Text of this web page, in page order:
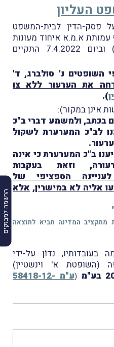
הרשמה למבזקים
העליון
פסק-הדין לבית-המשפט
עמותת א.מ.א איחוד מעונות
ארצי כ"ידיד בית-המשפט") וביום 7.4.2022 התקיים
השופטים נ' סולברג, ד'
את הערעור ללא צו
).
אינן במקור):
בכתב, ולמשמע דברי ב"כ
לב"כ המערערת לשקול
ב"כ המערערת כי אינה
וזאת בעקבות
הספציפי של
אליה לא במישרין, אלא
מתקציב המדינה תביא לתוצאה
נדוֹן על-ידי
(השופטת א' וינשטיין)
(
ע"מ 58418-12-